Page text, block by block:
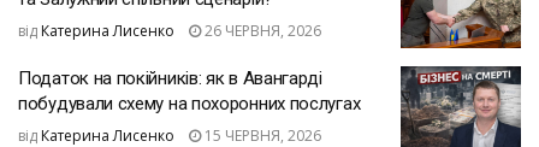
від Катерина Лисенко 26 ЧЕРВНЯ, 2026
Податок на покійників: як в Авангарді
побудували схему на похоронних послугах
від Катерина Лисенко 15 ЧЕРВНЯ, 2026